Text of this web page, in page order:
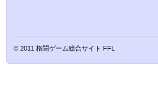
© 2011 格闘ゲーム総合サイト FFL